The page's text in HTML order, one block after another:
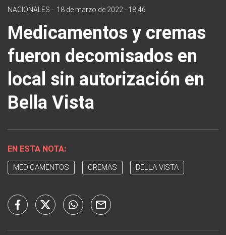
NACIONALES - 18 de marzo de 2022 - 18:46
Medicamentos y cremas
fueron decomisados en
local sin autorización en
Bella Vista
EN ESTA NOTA:
MEDICAMENTOS CREMAS BELLA VISTA